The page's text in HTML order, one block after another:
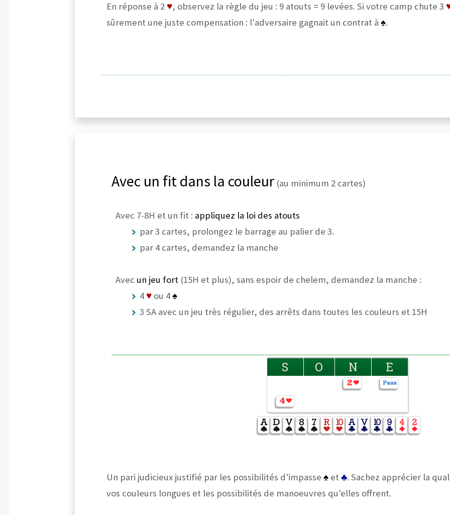
En réponse à 2 ♥, observez la règle du jeu : 9 atouts = 9 levées. Si votre camp chute 3
sûrement une juste compensation : l'adversaire gagnait un contrat à ♠.
Avec un fit dans la couleur(au minimum 2 cartes)
Avec 7-8H et un fit : appliquez la loi des atouts
par 3 cartes, prolongez le barrage au palier de 3.
par 4 cartes, demandez la manche
Avec un jeu fort(15H et plus), sans espoir de chelem, demandez la manche :
4 ♥ou 4♠
3 SA avec un jeu très régulier, des arrêts dans toutes les couleurs et 15H
S O N E
Un pari judicieux justifié par les possibilités d'impasse ♠et ♣. Sachez apprécier la
vos couleurs longues et les possibilités de manoeuvres qu'elles offrent.